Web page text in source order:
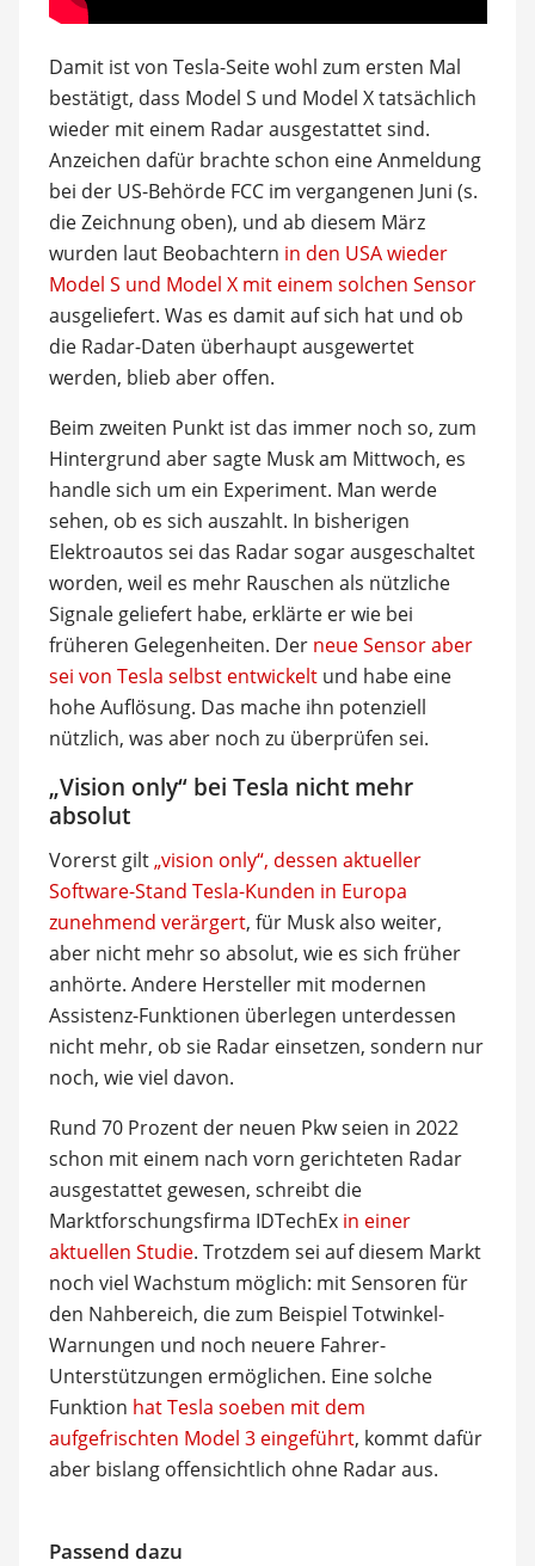
Damit ist von Tesla-Seite wohl zum ersten Mal
bestätigt, dass Model S und Model X tatsächlich
wieder mit einem Radar ausgestattet sind.
Anzeichen dafür brachte schon eine Anmeldung
bei der US-Behörde FCC im vergangenen Juni (s.
die Zeichnung oben), und ab diesem März
wurden laut Beobachtern in den USA wieder
Model S und Model X mit einem solchen Sensor
ausgeliefert. Was es damit auf sich hat und ob
die Radar-Daten überhaupt ausgewertet
werden, blieb aber offen.
Beim zweiten Punkt ist das immer noch so, zum
Hintergrund aber sagte Musk am Mittwoch, es
handle sich um ein Experiment. Man werde
sehen, ob es sich auszahlt. In bisherigen
Elektroautos sei das Radar sogar ausgeschaltet
worden, weil es mehr Rauschen als nützliche
Signale geliefert habe, erklärte er wie bei
früheren Gelegenheiten. Der neue Sensor aber
sei von Tesla selbst entwickeltund habe eine
hohe Auflösung. Das mache ihn potenziell
nützlich, was aber noch zu überprüfen sei.
„Vision only“ bei Tesla nicht mehr
absolut
Vorerst gilt„vision only“, dessen aktueller
Software-Stand Tesla-Kunden in Europa
zunehmend verärgert, für Musk also weiter,
aber nicht mehr so absolut, wie es sich früher
anhörte. Andere Hersteller mit modernen
Assistenz-Funktionen überlegen unterdessen
nicht mehr, ob sie Radar einsetzen, sondern nur
noch, wie viel davon.
Rund 70 Prozent der neuen Pkw seien in 2022
schon mit einem nach vorn gerichteten Radar
ausgestattet gewesen, schreibt die
Marktforschungsfirma IDTechEx in einer
aktuellen Studie. Trotzdem sei auf diesem Markt
noch viel Wachstum möglich: mit Sensoren für
den Nahbereich, die zum Beispiel Totwinkel-
Warnungen und noch neuere Fahrer-
Unterstützungen ermöglichen. Eine solche
Funktion hat Tesla soeben mit dem
aufgefrischten Model 3 eingeführt, kommt dafür
aber bislang offensichtlich ohne Radar aus.
Passend dazu